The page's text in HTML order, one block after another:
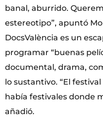
banal, aburrido.
estereotipo”, apuntó
DocsValència es un
programar “buenas
documental, drama,
lo sustantivo. “El
había festivales donde
añadió.